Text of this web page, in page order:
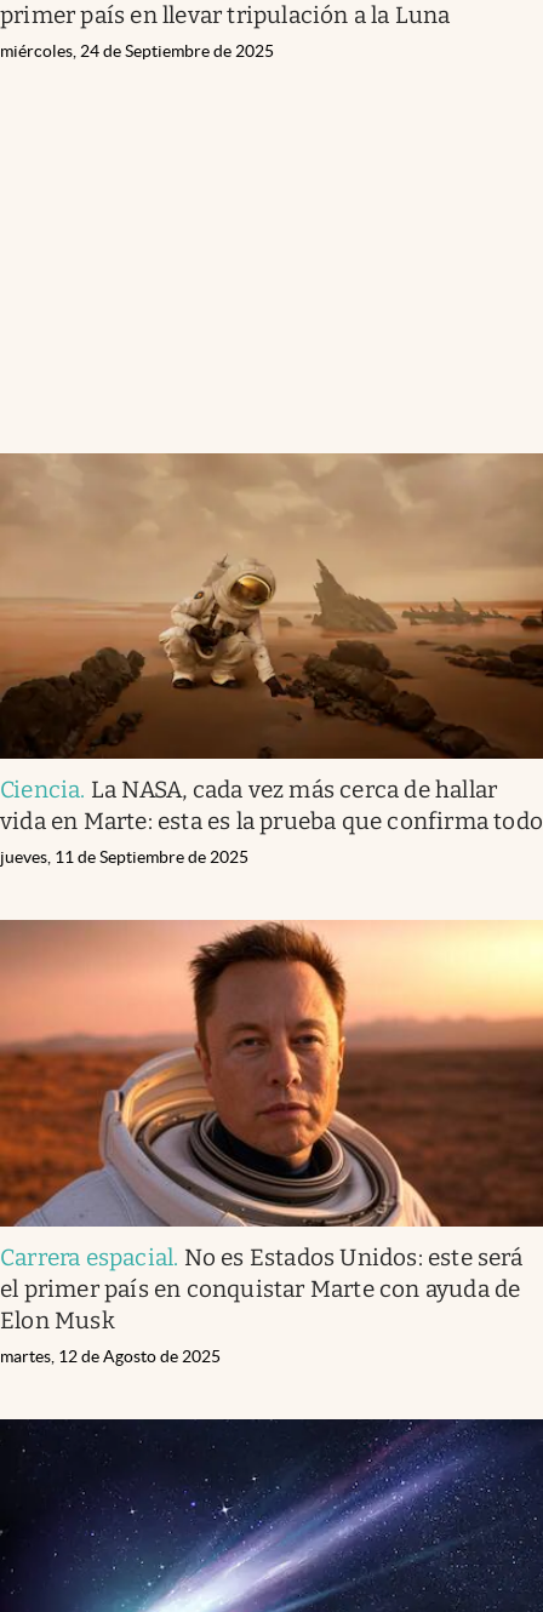
primer país en llevar tripulación a la Luna
miércoles, 24 de Septiembre de 2025
Ciencia. La NASA, cada vez más cerca de hallar
vida en Marte: esta es la prueba que confirma todo
jueves, 11 de Septiembre de 2025
Carrera espacial. No es Estados Unidos: este será
el primer país en conquistar Marte con ayuda de
Elon Musk
martes, 12 de Agosto de 2025